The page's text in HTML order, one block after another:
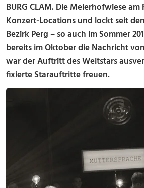
BURG CLAM. Die Meierhofwiese
Konzert-Locations und lockt seit
Bezirk Perg – so auch im Sommer
bereits im Oktober die Nachricht
war der Auftritt des Weltstars
fixierte Starauftritte freuen.